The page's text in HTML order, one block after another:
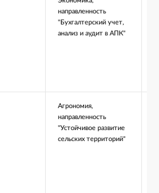
направленность
"Бухгалтерский учет,
анализ и аудит в АПК"
Агрономия,
направленность
"Устойчивое развитие
сельских территорий"